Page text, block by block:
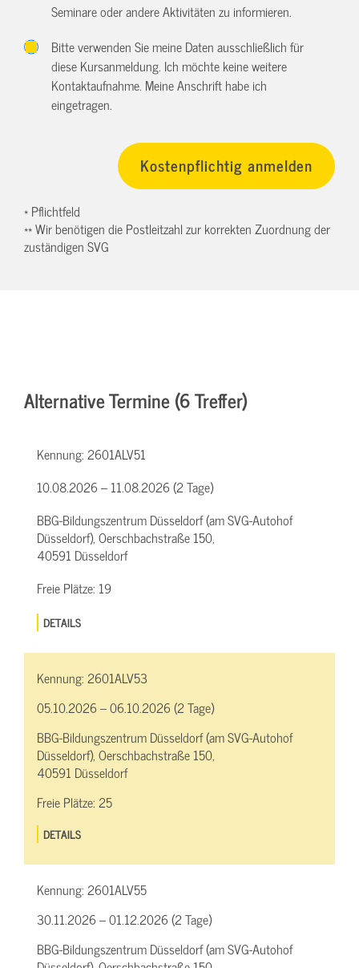
Seminare oder andere Aktivitäten zu informieren.
Bitte verwenden Sie meine Daten ausschließlich für
diese Kursanmeldung. Ich möchte keine weitere
Kontaktaufnahme. Meine Anschrift habe ich
eingetragen.
* Pflichtfeld
** Wir benötigen die Postleitzahl zur korrekten Zuordnung der
zuständigen SVG
Alternative Termine (6 Treffer)
Kennung:2601ALV51
10.08.2026 – 11.08.2026 (2 Tage)
BBG-Bildungszentrum Düsseldorf (am SVG-Autohof
Düsseldorf), Oerschbachstraße 150,
40591 Düsseldorf
Freie Plätze: 19
DETAILS
Kennung:2601ALV53
05.10.2026 – 06.10.2026 (2 Tage)
BBG-Bildungszentrum Düsseldorf (am SVG-Autohof
Düsseldorf), Oerschbachstraße 150,
40591 Düsseldorf
Freie Plätze:25
DETAILS
Kennung:2601ALV55
30.11.2026 – 01.12.2026 (2 Tage)
BBG-Bildungszentrum Düsseldorf (am SVG-Autohof